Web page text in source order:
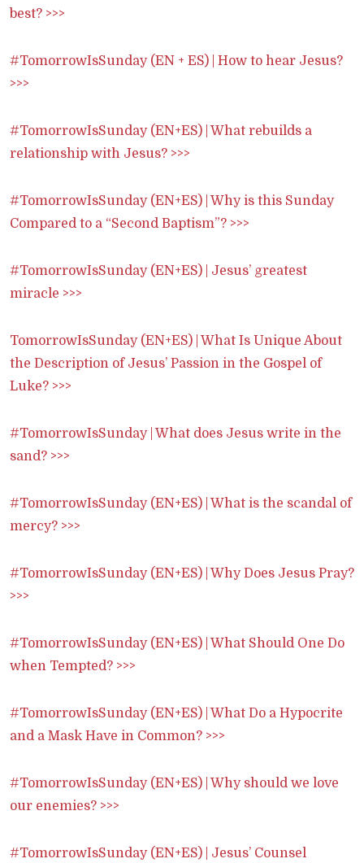
best? >>>
#TomorrowIsSunday (EN + ES) | How to hear Jesus?
>>>
#TomorrowIsSunday (EN+ES) | What rebuilds a
relationship with Jesus? >>>
#TomorrowIsSunday (EN+ES) | Why is this Sunday
Compared to a “Second Baptism”? >>>
#TomorrowIsSunday (EN+ES) | Jesus’ greatest
miracle >>>
TomorrowIsSunday (EN+ES) | What Is Unique About
the Description of Jesus’ Passion in the Gospel of
Luke? >>>
#TomorrowIsSunday | What does Jesus write in the
sand? >>>
#TomorrowIsSunday (EN+ES) | What is the scandal of
mercy? >>>
#TomorrowIsSunday (EN+ES) | Why Does Jesus Pray?
>>>
#TomorrowIsSunday (EN+ES) | What Should One Do
when Tempted? >>>
#TomorrowIsSunday (EN+ES) | What Do a Hypocrite
and a Mask Have in Common? >>>
#TomorrowIsSunday (EN+ES) | Why should we love
our enemies? >>>
#TomorrowIsSunday (EN+ES) | Jesus’ Counsel